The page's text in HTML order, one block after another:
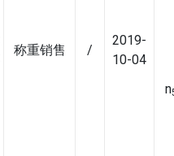
称重销售 /
2019-
10-04
n